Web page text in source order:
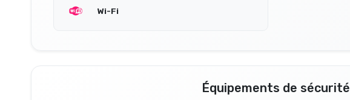
Wi-Fi
Équipements de sécurité